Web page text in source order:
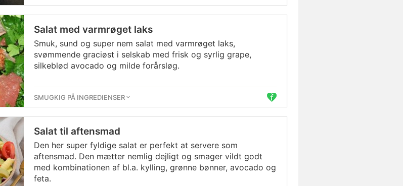
Salat med varmrøget laks
Smuk, sund og super nem salat med varmrøget laks,
svømmende graciøst i selskab med frisk og syrlig grape,
silkeblød avocado og milde forårsløg.
SMUGKIG PÅ INGREDIENSER
Salat til aftensmad
Den her super fyldige salat er perfekt at servere som
aftensmad. Den mætter nemlig dejligt og smager vildt godt
med kombinationen af bl.a. kylling, grønne bønner, avocado og
feta.